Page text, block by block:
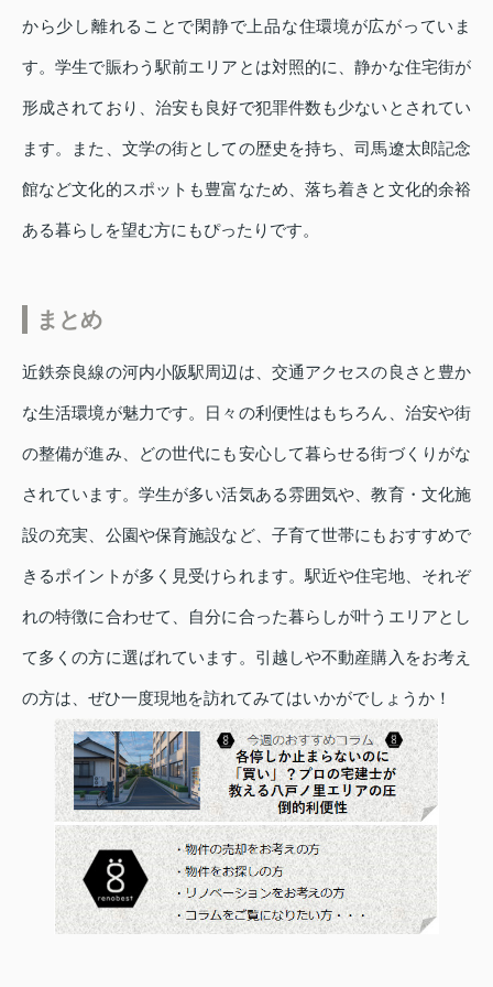
から少し離れることで閑静で上品な住環境が広がっていま
す。学生で賑わう駅前エリアとは対照的に、静かな住宅街が
形成されており、治安も良好で犯罪件数も少ないとされてい
ます。また、文学の街としての歴史を持ち、司馬遼太郎記念
館など文化的スポットも豊富なため、落ち着きと文化的余裕
ある暮らしを望む方にもぴったりです。
まとめ
近鉄奈良線の河内小阪駅周辺は、交通アクセスの良さと豊か
な生活環境が魅力です。日々の利便性はもちろん、治安や街
の整備が進み、どの世代にも安心して暮らせる街づくりがな
されています。学生が多い活気ある雰囲気や、教育・文化施
設の充実、公園や保育施設など、子育て世帯にもおすすめで
きるポイントが多く見受けられます。駅近や住宅地、それぞ
れの特徴に合わせて、自分に合った暮らしが叶うエリアとし
て多くの方に選ばれています。引越しや不動産購入をお考え
の方は、ぜひ一度現地を訪れてみてはいかがでしょうか！